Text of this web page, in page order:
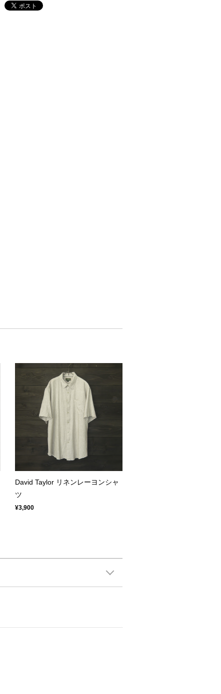
David Taylor リネンレーヨンシャ
ツ
¥3,900